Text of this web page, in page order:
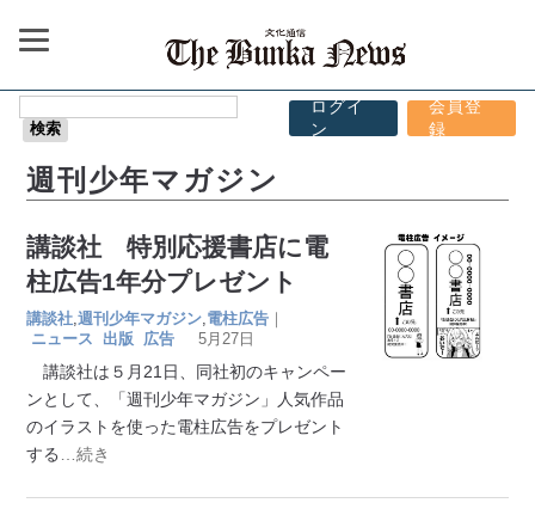
ログイ
ン
会員登
録
週刊少年マガジン
講談社 特別応援書店に電
柱広告1年分プレゼント
講談社 ,週刊少年マガジン 電柱広告 ｜
ニュース
出版 広告 5月27日
講談社は５月21日、同社初のキャンペー
ンとして、「週刊少年マガジン」人気作品
のイラストを使った電柱広告をプレゼント
する
…続き